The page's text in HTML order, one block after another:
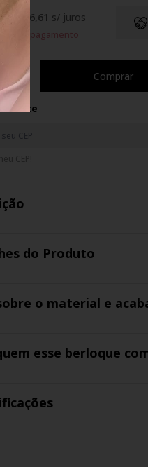
R$ 16,61 s/ juros
de pagamento
Comprar
o Frete
do Produto
o material e
esse berloque